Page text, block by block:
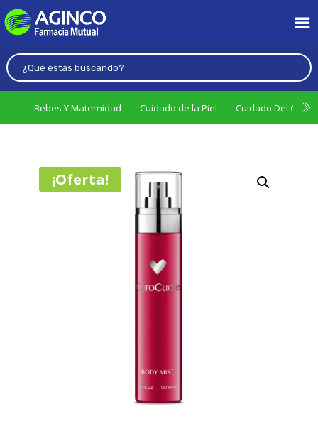
Bebes Y Maternidad Cuidado de la Piel Cuidado Del
¡Oferta!